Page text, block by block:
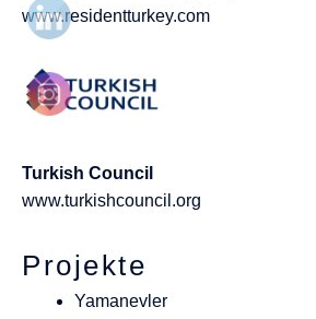
www.residentturkey.com
Turkish Council
www.turkishcouncil.org
Projekte
Yamanevler